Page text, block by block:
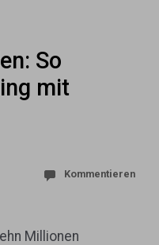
So
mit
Kommentieren
Millionen